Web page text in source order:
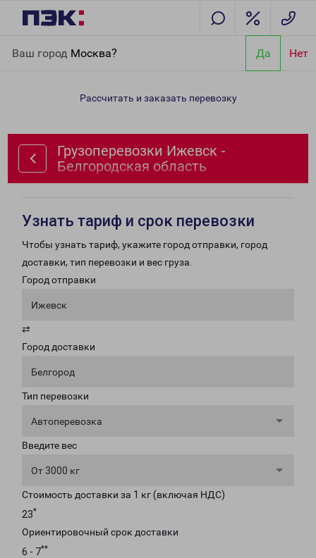
Ваш город Москва? Да Нет
Белгородская область
Рассчитать и заказать перевозку
Грузоперевозки Ижевск -
Белгородская область
Узнать тариф и срок перевозки
Чтобы узнать тариф, укажите город отправки, город
доставки, тип перевозки и вес груза.
Город отправки
Ижевск
⇄
Город доставки
Белгород
Тип перевозки
Автоперевозка
Введите вес
От 3000 кг
Стоимость доставки за 1 кг (включая НДС)
23*
Ориентировочный срок доставки
6 - 7**